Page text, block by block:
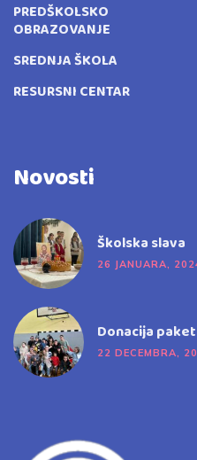
PREDŠKOLSKO
OBRAZOVANJE
SREDNJA ŠKOLA
RESURSNI CENTAR
Novosti
Školska slava
26 JANUARA,
Donacija
22 DECEMBRA,